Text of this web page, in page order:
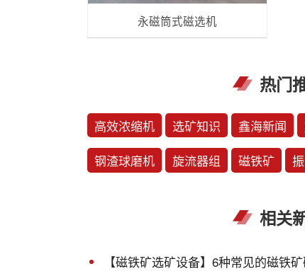
永磁筒式磁选机
热门
高效浓缩机 选矿知识 鑫海新闻
钢渣球磨机
旋流器组 磁铁矿
相关
【磁铁矿选矿设备】6种常见的磁铁